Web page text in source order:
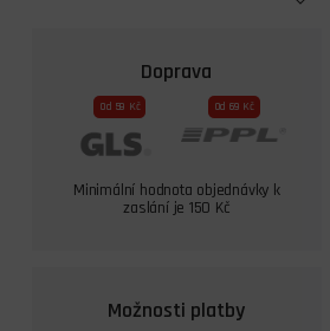
Doprava
Od 59 Kč Od 69 Kč
Minimální hodnota objednávky k
zaslání je 150 Kč
Možnosti platby